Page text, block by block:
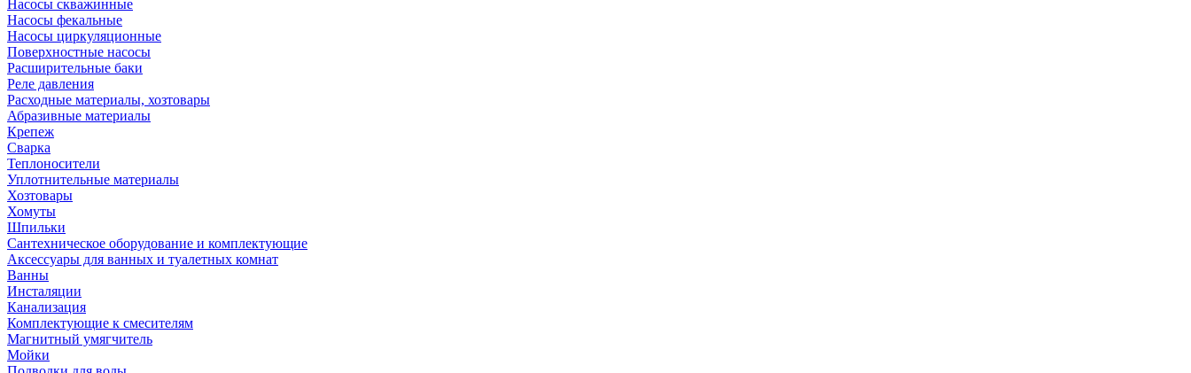
Насосы скважинные
Насосы фекальные
Насосы циркуляционные
Поверхностные насосы
Расширительные баки
Реле давления
Расходные материалы, хозтовары
Абразивные материалы
Крепеж
Сварка
Теплоносители
Уплотнительные материалы
Хозтовары
Хомуты
Шпильки
Сантехническое оборудование и комплектующие
Аксессуары для ванных и туалетных комнат
Ванны
Инсталяции
Канализация
Комплектующие к смесителям
Магнитный умягчитель
Мойки